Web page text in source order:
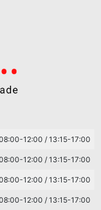
12:00 / 13:15-17:00
12:00 / 13:15-17:00
12:00 / 13:15-17:00
12:00 / 13:15-17:00